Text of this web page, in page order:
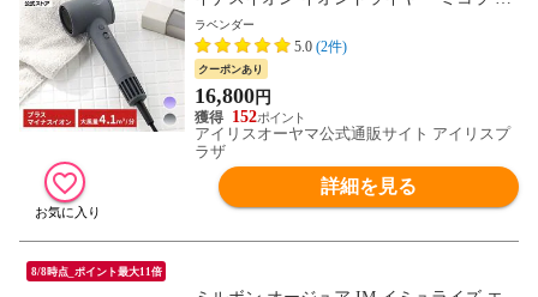
COLA 軽量 コンパクト 折りたたみ ヘアケ
ア 美容家電 ギフト プレゼント クイックイ
オンドライヤー アイリスオーヤマ ラベン
ダー 【安心延長保証対象】 [家電]
ラベンダー
5.0 (2件)
クーポンあり
16,800円
152
アイリスオーヤマ公式通販サイト アイリスプ
ラザ
詳細を見る
8/8時点_ポイント最大11倍